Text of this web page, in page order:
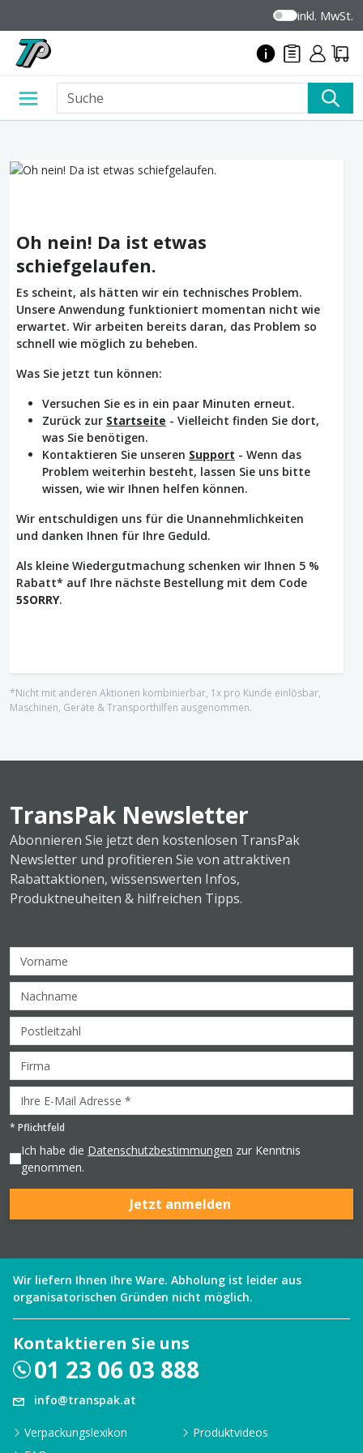
inkl. MwSt.
Oh nein! Da ist etwas
schiefgelaufen.
Es scheint, als hätten wir ein technisches Problem.
Unsere Anwendung funktioniert momentan nicht wie
erwartet. Wir arbeiten bereits daran, das Problem so
schnell wie möglich zu beheben.
Was Sie jetzt tun können:
Versuchen Sie es in ein paar Minuten erneut.
Zurück zur Startseite - Vielleicht finden Sie dort,
was Sie benötigen.
Kontaktieren Sie unseren Support - Wenn das
Problem weiterhin besteht, lassen Sie uns bitte
wissen, wie wir Ihnen helfen können.
Wir entschuldigen uns für die Unannehmlichkeiten
und danken Ihnen für Ihre Geduld.
Als kleine Wiedergutmachung schenken wir Ihnen 5 %
Rabatt* auf Ihre nächste Bestellung mit dem Code
5SORRY.
*Nicht mit anderen Aktionen kombinierbar, 1x pro Kunde einlösbar,
Maschinen, Geräte & Transporthilfen ausgenommen.
TransPak Newsletter
Abonnieren Sie jetzt den kostenlosen TransPak
Newsletter und profitieren Sie von attraktiven
Rabattaktionen, wissenswerten Infos,
Produktneuheiten & hilfreichen Tipps.
* Pflichtfeld
Ich habe die Datenschutzbestimmungen zur Kenntnis
genommen.
Jetzt anmelden
Wir liefern Ihnen Ihre Ware. Abholung ist leider aus
organisatorischen Gründen nicht möglich.
Kontaktieren Sie uns
01 23 06 03 888
info@transpak.at
Verpackungslexikon
Produktvideos